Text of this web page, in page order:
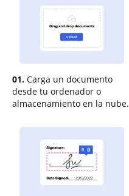
01. Carga un documento
desde tu ordenador o
almacenamiento en la nube.